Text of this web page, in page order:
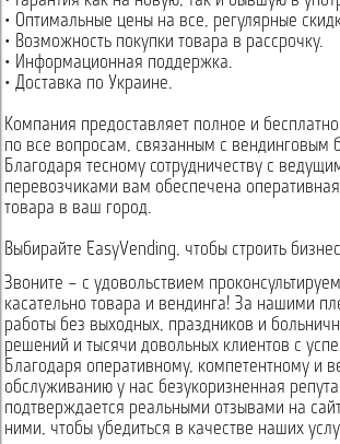
• Оптимальные цены на все, регулярные
• Возможность покупки товара в рассрочку.
• Информационная поддержка.
• Доставка по Украине.
Компания предоставляет полное и
по все вопросам, связанным с вендинговым
Благодаря тесному сотрудничеству с
перевозчиками вам обеспечена
товара в ваш город.
Выбирайте EasyVending, чтобы строить
Звоните – с удовольствием
касательно товара и вендинга! За нашими
работы без выходных, праздников и
решений и тысячи довольных клиентов с
Благодаря оперативному, компетентному и
обслуживанию у нас безукоризненная
подтверждается реальными отзывами на
ними, чтобы убедиться в качестве наших